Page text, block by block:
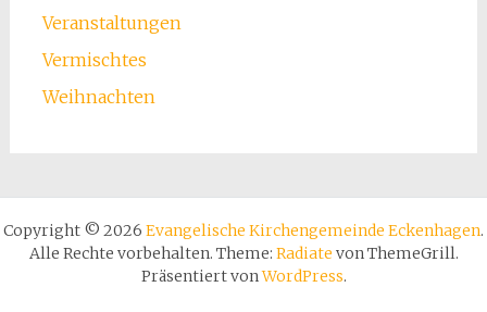
Veranstaltungen
Vermischtes
Weihnachten
Copyright © 2026 Evangelische Kirchengemeinde Eckenhagen.
Alle Rechte vorbehalten. Theme: Radiate von ThemeGrill.
Präsentiert vonWordPress.